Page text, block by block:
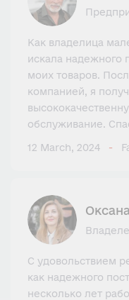
Как владелица
искала надежного
моих товаров.
компанией, я
обслуживание.
12 March, 2024
С удовольствием
как надежного
несколько лет